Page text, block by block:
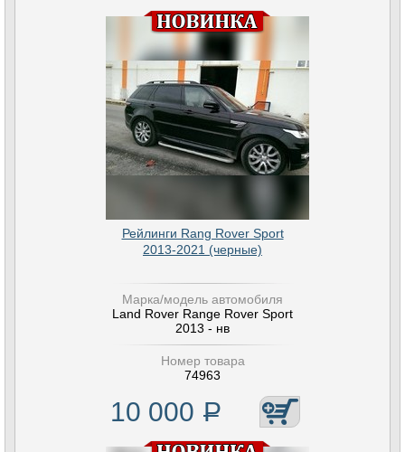
Рейлинги Rang Rover Sport
2013-2021 (черные)
Марка/модель автомобиля
Land Rover Range Rover Sport
2013 - нв
Номер товара
74963
10 000 Р